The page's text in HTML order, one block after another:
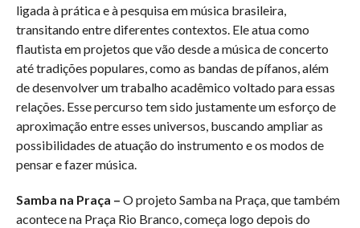
ligada à prática e à pesquisa em música brasileira,
transitando entre diferentes contextos. Ele atua como
flautista em projetos que vão desde a música de concerto
até tradições populares, como as bandas de pífanos, além
de desenvolver um trabalho acadêmico voltado para essas
relações. Esse percurso tem sido justamente um esforço de
aproximação entre esses universos, buscando ampliar as
possibilidades de atuação do instrumento e os modos de
pensar e fazer música.
Samba na Praça – O projeto Samba na Praça, que também
acontece na Praça Rio Branco, começa logo depois do